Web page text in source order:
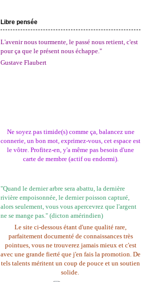
Libre pensée
L'avenir nous tourmente, le passé nous retient, c'est
pour ça que le présent nous échappe."
Gustave Flaubert
Ne soyez pas timide(s) comme ça, balancez une
connerie, un bon mot, exprimez-vous, cet espace est
le vôtre. Profitez-en, y'a même pas besoin d'une
carte de membre (actif ou endormi).
"Quand le dernier arbre sera abattu, la dernière
rivière empoisonnée, le dernier poisson capturé,
alors seulement, vous vous apercevrez que l'argent
ne se mange pas." (dicton amérindien)
Le site ci-dessous étant d'une qualité rare,
parfaitement documenté de connaissances très
pointues, vous ne trouverez jamais mieux et c'est
avec une grande fierté que j'en fais la promotion. De
tels talents méritent un coup de pouce et un soutien
solide.